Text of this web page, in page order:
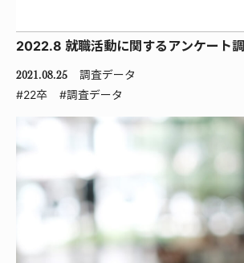
2022.8 就職活動に関するアンケート
2021.08.25
調査データ
#22卒
#調査データ